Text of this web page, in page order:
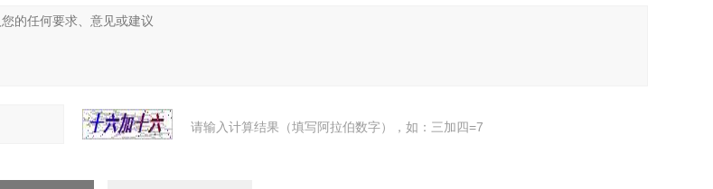
请输入计算结果（填写阿拉伯数字），如：三加四=7